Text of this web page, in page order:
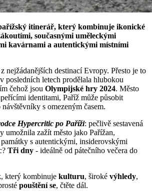
itinerář, který kombinuje ikonické
současnými uměleckými
kavárnami a autentickými místními
nejžádanějších destinací Evropy. Přesto je to
posledních letech prodělala hlubokou
čehož jsou Olympijské hry 2024. Město
identitami, Paříž může působit
s omezeným časem.
Hypercritic po Paříži: pečlivě sestavená
umožnila zažít město jako Pařížan,
s autentickými, insiderovskými
Tři dny - ideálně od pátečního večera do
který kombinuje kulturu, široké výhledy,
pouštění se, čtěte dál.